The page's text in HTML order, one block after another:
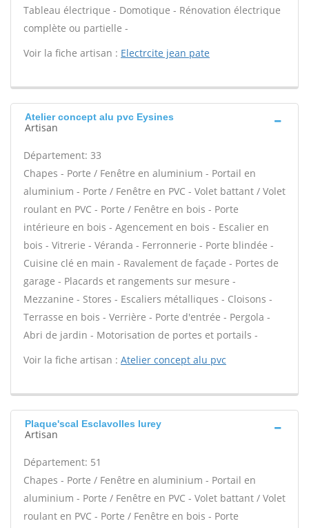
Tableau électrique - Domotique - Rénovation électrique
complète ou partielle -
Voir la fiche artisan : Electrcite jean pate
Atelier concept alu pvc Eysines
Artisan
Département: 33
Chapes - Porte / Fenêtre en aluminium - Portail en
aluminium - Porte / Fenêtre en PVC - Volet battant / Volet
roulant en PVC - Porte / Fenêtre en bois - Porte
intérieure en bois - Agencement en bois - Escalier en
bois - Vitrerie - Véranda - Ferronnerie - Porte blindée -
Cuisine clé en main - Ravalement de façade - Portes de
garage - Placards et rangements sur mesure -
Mezzanine - Stores - Escaliers métalliques - Cloisons -
Terrasse en bois - Verrière - Porte d'entrée - Pergola -
Abri de jardin - Motorisation de portes et portails -
Voir la fiche artisan : Atelier concept alu pvc
Plaque'scal Esclavolles lurey
Artisan
Département: 51
Chapes - Porte / Fenêtre en aluminium - Portail en
aluminium - Porte / Fenêtre en PVC - Volet battant / Volet
roulant en PVC - Porte / Fenêtre en bois - Porte